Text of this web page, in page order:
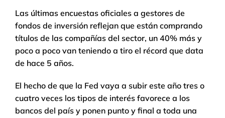
Las últimas encuestas oficiales a gestores de
fondos de inversión reflejan que están comprando
títulos de las compañías del sector, un 40% más y
poco a poco van teniendo a tiro el récord que data
de hace 5 años.
El hecho de que la Fed vaya a subir este año tres o
cuatro veces los tipos de interés favorece a los
bancos del país y ponen punto y final a toda una